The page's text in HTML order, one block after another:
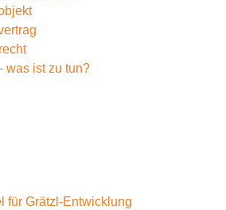
was ist zu tun?
für Grätzl-Entwicklung